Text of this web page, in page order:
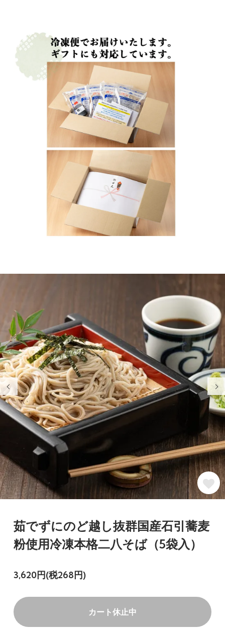
茹でずにのど越し抜群国産石引蕎麦
粉使用冷凍本格二八そば（5袋入）
3,620円(税268円)
カート休止中